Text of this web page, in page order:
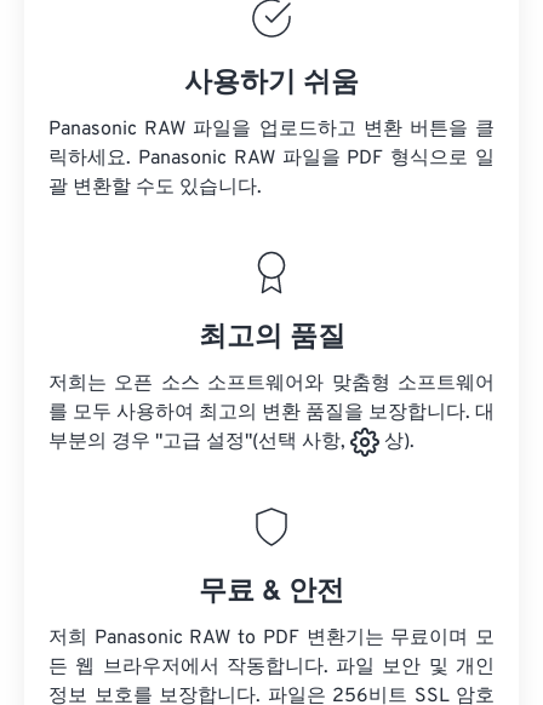
사용하기 쉬움
Panasonic RAW 파일을 업로드하고 변환 버튼을 클
릭하세요. Panasonic RAW 파일을 PDF 형식으로 일
괄 변환할 수도 있습니다.
최고의 품질
저희는 오픈 소스 소프트웨어와 맞춤형 소프트웨어
를 모두 사용하여 최고의 변환 품질을 보장합니다. 대
부분의 경우 "고급 설정"(선택 사항,
상).
무료 & 안전
저희 Panasonic RAW to PDF 변환기는 무료이며 모
든 웹 브라우저에서 작동합니다. 파일 보안 및 개인
정보 보호를 보장합니다. 파일은 256비트 SSL 암호